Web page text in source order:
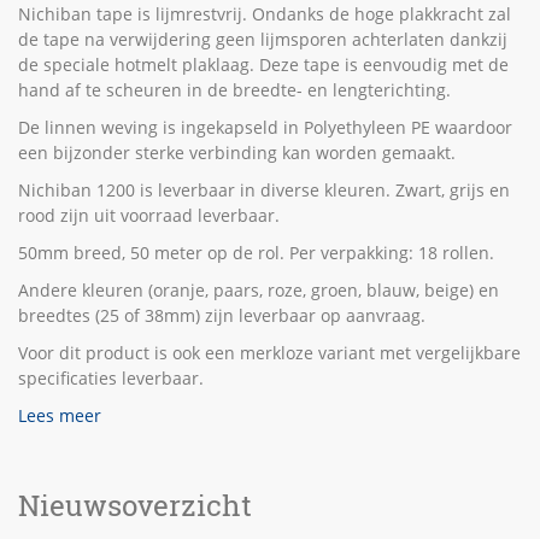
Nichiban tape is lijmrestvrij. Ondanks de hoge plakkracht zal
de tape na verwijdering geen lijmsporen achterlaten dankzij
de speciale hotmelt plaklaag. Deze tape is eenvoudig met de
hand af te scheuren in de breedte- en lengterichting.
De linnen weving is ingekapseld in Polyethyleen PE waardoor
een bijzonder sterke verbinding kan worden gemaakt.
Nichiban 1200 is leverbaar in diverse kleuren. Zwart, grijs en
rood zijn uit voorraad leverbaar.
50mm breed, 50 meter op de rol. Per verpakking: 18 rollen.
Andere kleuren (oranje, paars, roze, groen, blauw, beige) en
breedtes (25 of 38mm) zijn leverbaar op aanvraag.
Voor dit product is ook een merkloze variant met vergelijkbare
specificaties leverbaar.
Lees meer
Nieuwsoverzicht